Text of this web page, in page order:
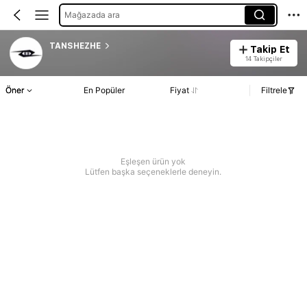
Mağazada ara
TANSHEZHE Takip Et
14 Takipçiler
Öner En Popüler Fiyat Filtrele
Eşleşen ürün yok
Lütfen başka seçeneklerle deneyin.